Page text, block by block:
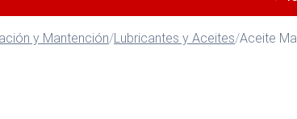
y Mantención/Lubricantes y Aceites/Aceite